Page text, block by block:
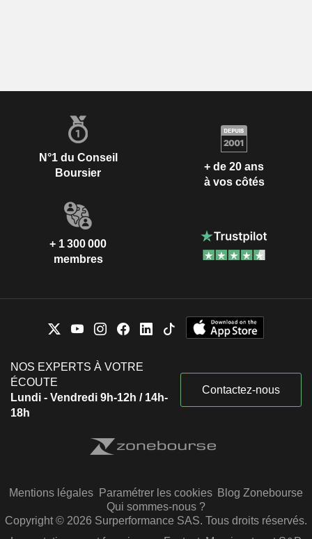
N°1 du Conseil
Boursier
+ de 20 ans
à vos côtés
+ 1 300 000
membres
NOS EXPERTS À VOTRE
ÉCOUTE
Lundi - Vendredi 9h-12h / 14h-
18h
Contactez-nous
Mentions légales Paramétrer les cookies Blog Zonebourse
Qui sommes-nous ?
Copyright © 2026 Surperformance SAS. Tous droits réservés.